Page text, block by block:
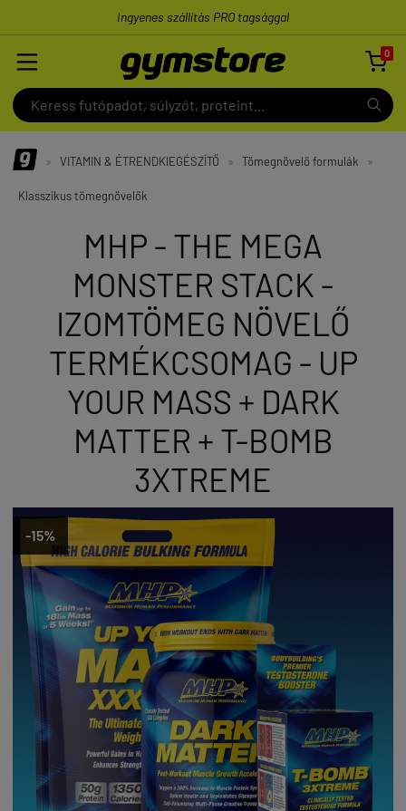
Ingyenes szállítás PRO tagsággal
0

» VITAMIN & ÉTRENDKIEGÉSZÍTŐ » Tömegnövelő formulák »
Klasszikus tömegnövelők
MHP - THE MEGA
MONSTER STACK -
IZOMTÖMEG NÖVELŐ
TERMÉKCSOMAG - UP
YOUR MASS + DARK
MATTER + T-BOMB
3XTREME
-15%